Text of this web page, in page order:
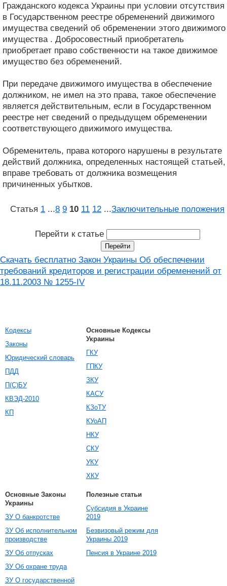
Гражданского кодекса Украины при условии отсутствия
в Государственном реестре обременений движимого
имущества сведений об обременении этого движимого
имущества . Добросовестный приобретатель
приобретает право собственности на такое движимое
имущество без обременений.
При передаче движимого имущества в обеспечение
должником, не имел на это права, такое обеспечение
является действительным, если в Государственном
реестре нет сведений о предыдущем обременении
соответствующего движимого имущества.
Обременитель, права которого нарушены в результате
действий должника, определенных настоящей статьей,
вправе требовать от должника возмещения
причиненных убытков.
Статья 1 ...8 9 10 11 12 ...Заключительные положения
Перейти к статье
Скачать бесплатно Закон Украины Об обеспечении
требований кредиторов и регистрации обременений от
18.11.2003 № 1255-IV
Кодексы
Законы
Юридический словарь
ПДД
П(С)БУ
КВЭД-2010
КП
Основные Кодексы
Украины
ГКУ
ГПКУ
ЗКУ
КАСУ
КЗоТУ
КУоАП
НКУ
СКУ
УКУ
ХКУ
Основные Законы
Украины
ЗУ О банкротстве
ЗУ Об исполнительном
производстве
ЗУ Об отпусках
ЗУ Об охране труда
ЗУ О государственной
Полезные статьи
Субсидия в Украине
2019
Безвизовый режим для
Украины 2019
Пенсия в Украине 2019